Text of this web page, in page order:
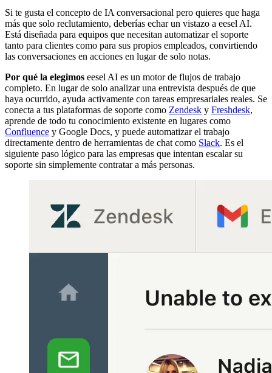
Si te gusta el concepto de IA conversacional pero quieres que haga
más que solo reclutamiento, deberías echar un vistazo a eesel AI.
Está diseñada para equipos que necesitan automatizar el soporte
tanto para clientes como para sus propios empleados, convirtiendo
las conversaciones en acciones en lugar de solo notas.
Por qué la elegimos eesel AI es un motor de flujos de trabajo
completo. En lugar de solo analizar una entrevista después de que
haya ocurrido, ayuda activamente con tareas empresariales reales. Se
conecta a tus plataformas de soporte como Zendesk y Freshdesk,
aprende de todo tu conocimiento existente en lugares como
Confluence y Google Docs, y puede automatizar el trabajo
directamente dentro de herramientas de chat como Slack. Es el
siguiente paso lógico para las empresas que intentan escalar su
soporte sin simplemente contratar a más personas.